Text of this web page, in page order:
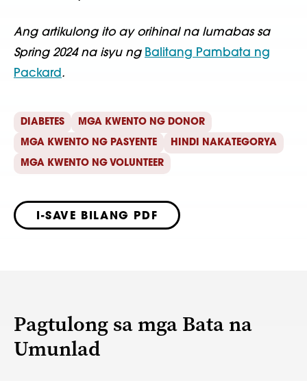
Ang artikulong ito ay orihinal na lumabas sa
Spring 2024 na isyu ng Balitang Pambata ng
Packard.
DIABETES
MGA KWENTO NG DONOR
MGA KWENTO NG PASYENTE
HINDI NAKATEGORYA
MGA KWENTO NG VOLUNTEER
I-SAVE BILANG PDF
Pagtulong sa mga Bata na
Umunlad